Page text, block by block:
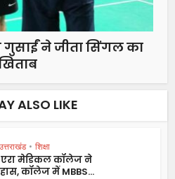
ने जीता सिंगल का
ALSO LIKE
• शिक्षा
एरा मेडिकल कॉलेज ने
कॉलेज में MBBS...